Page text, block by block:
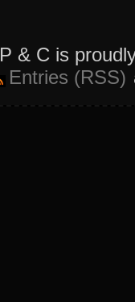
P & C is
Entries (RSS)